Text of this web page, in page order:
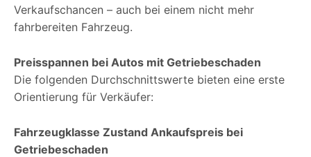
Verkaufschancen – auch bei einem nicht mehr
fahrbereiten Fahrzeug.
Preisspannen bei Autos mit Getriebeschaden
Die folgenden Durchschnittswerte bieten eine erste
Orientierung für Verkäufer:
Fahrzeugklasse Zustand Ankaufspreis bei
Getriebeschaden